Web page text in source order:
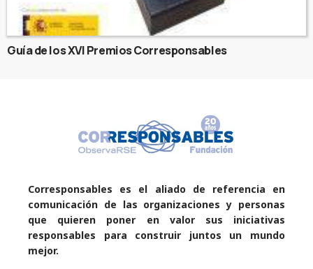
Guía de los XVI Premios Corresponsables
Corresponsables es el aliado de referencia en
comunicación de las organizaciones y personas
que quieren poner en valor sus iniciativas
responsables para construir juntos un mundo
mejor.